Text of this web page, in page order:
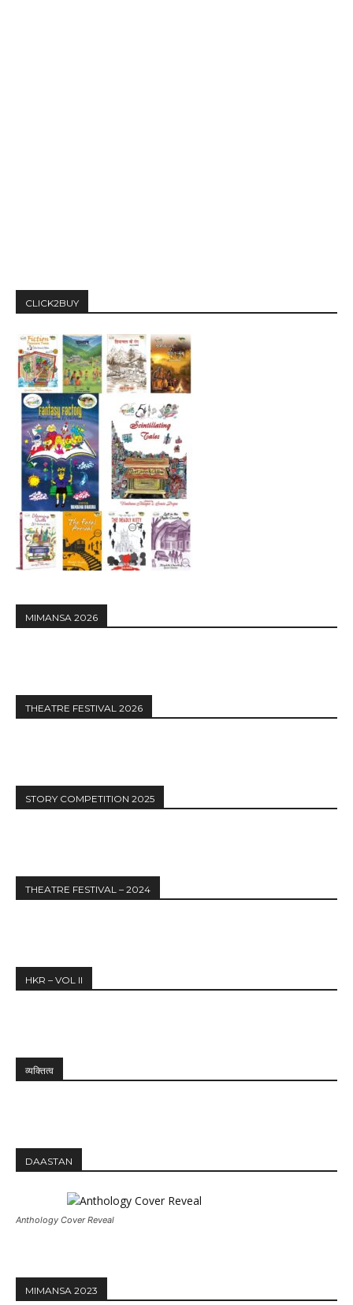
CLICK2BUY
MIMANSA 2026
THEATRE FESTIVAL 2026
STORY COMPETITION 2025
THEATRE FESTIVAL – 2024
HKR – VOL II
व्यक्तित्व
DAASTAN
Anthology Cover Reveal
MIMANSA 2023